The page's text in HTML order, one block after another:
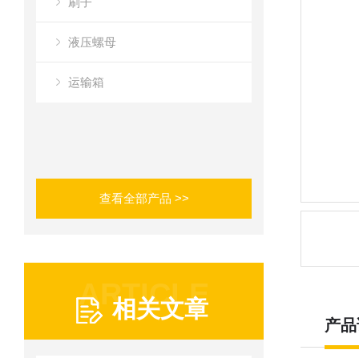
液压螺母
运输箱
查看全部产品 >>
ARTICLE
相关文章
产